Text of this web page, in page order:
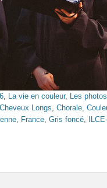
, La vie en couleur, Les
Cheveux Longs, Chorale,
, France, Gris foncé,